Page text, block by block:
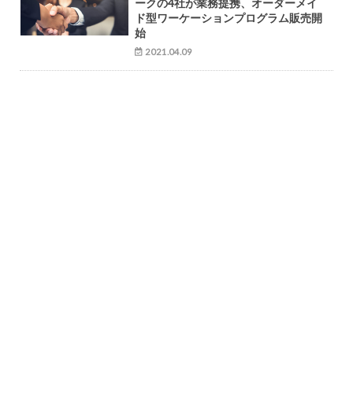
ークの4社が業務提携、オーダーメイ
ド型ワーケーションプログラム販売開
始
2021.04.09